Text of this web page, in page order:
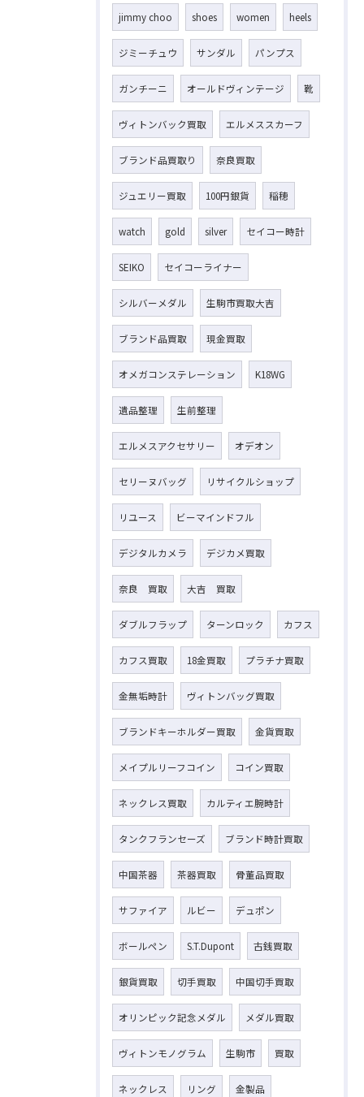
jimmy choo shoes women heels
ジミーチュウ サンダル パンプス
ガンチーニ オールドヴィンテージ 靴
ヴィトンバック買取 エルメススカーフ
ブランド品買取り 奈良買取
ジュエリー買取 100円銀貨 稲穂
watch gold silver セイコー時計
SEIKO セイコーライナー
シルバーメダル 生駒市買取大吉
ブランド品買取 現金買取
オメガコンステレーション K18WG
遺品整理 生前整理
エルメスアクセサリー オデオン
セリーヌバッグ リサイクルショップ
リユース ビーマインドフル
デジタルカメラ デジカメ買取
奈良 買取 大吉 買取
ダブルフラップ ターンロック カフス
カフス買取 18金買取 プラチナ買取
金無垢時計 ヴィトンバッグ買取
ブランドキーホルダー買取 金貨買取
メイプルリーフコイン コイン買取
ネックレス買取 カルティエ腕時計
タンクフランセーズ ブランド時計買取
中国茶器 茶器買取 骨董品買取
サファイア ルビー デュポン
ボールペン S.T.Dupont 古銭買取
銀貨買取 切手買取 中国切手買取
オリンピック記念メダル メダル買取
ヴィトンモノグラム 生駒市 買取
ネックレス リング 金製品